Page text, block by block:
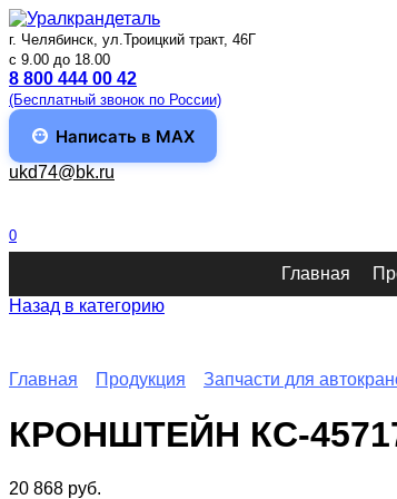
Перейти
к
содержанию
г. Челябинск, ул.Троицкий тракт, 46Г
c 9.00 до 18.00
8 800 444 00 42
(Бесплатный звонок по России)
Написать в MAX
ukd74@bk.ru
0
Главная
Назад в категорию
Главная Продукция Запчасти для
КРОНШТЕЙН КС-
20 868 руб.